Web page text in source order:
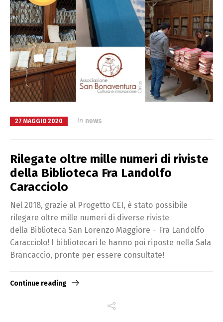
27 MAGGIO 2020 in news
Rilegate oltre mille numeri di riviste
della Biblioteca Fra Landolfo
Caracciolo
Nel 2018, grazie al Progetto CEI, è stato possibile
rilegare oltre mille numeri di diverse riviste
della Biblioteca San Lorenzo Maggiore – Fra Landolfo
Caracciolo! I bibliotecari le hanno poi riposte nella Sala
Brancaccio, pronte per essere consultate!
Continue reading